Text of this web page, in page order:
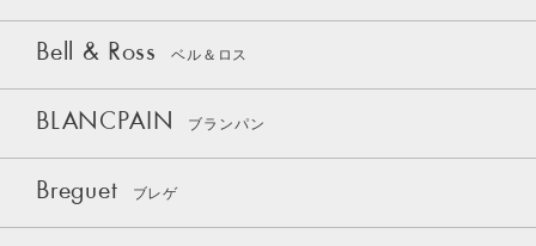
Bell & Ross ベル＆ロス
BLANCPAIN ブランパン
Breguet ブレゲ